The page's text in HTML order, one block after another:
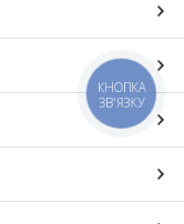
КНОПКА
ЗВ'ЯЗКУ